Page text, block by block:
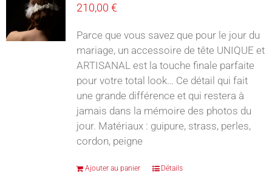
210,00 €
Parce que vous savez que pour le jour du
mariage, un accessoire de tête UNIQUE et
ARTISANAL est la touche finale parfaite
pour votre total look… Ce détail qui fait
une grande différence et qui restera à
jamais dans la mémoire des photos du
jour. Matériaux : guipure, strass, perles,
cordon, peigne
Ajouter au panier Détails